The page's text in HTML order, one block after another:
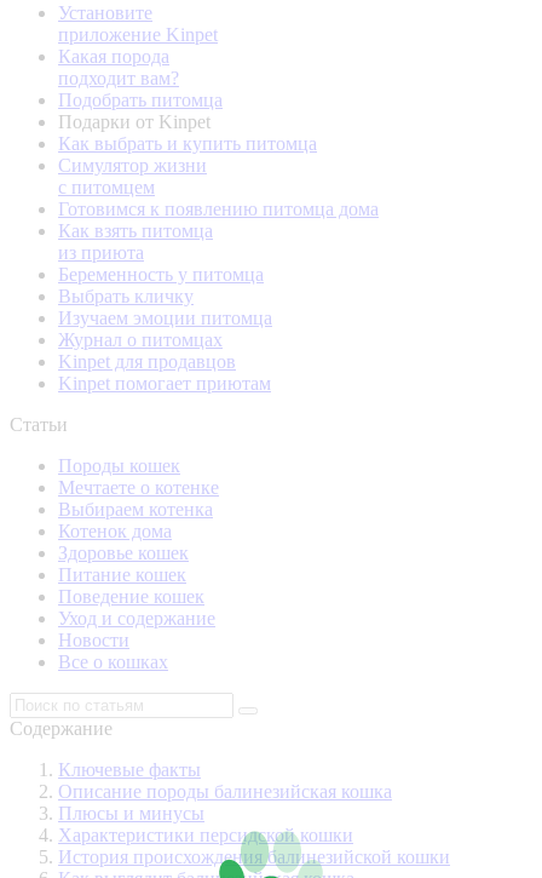
Установите
приложение Kinpet
Какая порода
подходит вам?
Подобрать питомца
Подарки от Kinpet
Как выбрать и купить питомца
Симулятор жизни
с питомцем
Готовимся к появлению питомца дома
Как взять питомца
из приюта
Беременность у питомца
Выбрать кличку
Изучаем эмоции питомца
Журнал о питомцах
Kinpet для продавцов
Kinpet помогает приютам
Статьи
Породы кошек
Мечтаете о котенке
Выбираем котенка
Котенок дома
Здоровье кошек
Питание кошек
Поведение кошек
Уход и содержание
Новости
Все о кошках
Содержание
Ключевые факты
Описание породы балинезийская кошка
Плюсы и минусы
Характеристики персидской кошки
История происхождения балинезийской кошки